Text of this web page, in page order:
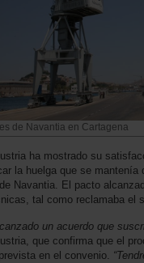
de Navantia en Cartagena
ha mostrado su
la huelga que se
Navantia. El pacto
tal como reclamaba el
un acuerdo que
que confirma que el
en el convenio.